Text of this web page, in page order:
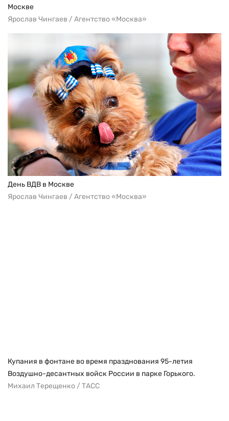
Москве
Ярослав Чингаев / Агентство «Москва»
День ВДВ в Москве
Ярослав Чингаев / Агентство «Москва»
Купания в фонтане во время празднования 95-летия
Воздушно-десантных войск России в парке Горького.
Михаил Терещенко / ТАСС